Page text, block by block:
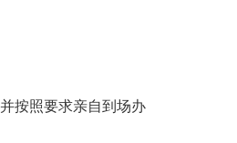
按照要求亲自到场办